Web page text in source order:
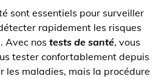
sont essentiels pour surveiller
rapidement les risques
Avec nos tests de santé, vous
tester confortablement depuis
les maladies, mais la procédure